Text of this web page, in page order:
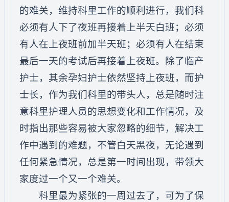
的难关，维持科里工作的顺利进行，我们科
必须有人下了夜班再接着上半天白班；必须
有人在上夜班前加半天班；必须有人在结束
最后一天的考试后再接着上夜班。除了临产
护士，其余孕妇护士依然坚持上夜班，而护
士长，作为我们科里的带头人，总是随时注
意科里护理人员的思想变化和工作情况，及
时指出那些容易被大家忽略的细节，解决工
作中遇到的难题，不管白天黑夜，无论遇到
任何紧急情况，总是第一时间出现，带领大
家度过一个又一个难关。
科里最为紧张的一周过去了，可为了保